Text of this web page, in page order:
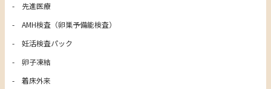
先進医療
AMH検査（卵巣予備能検査）
妊活検査パック
卵子凍結
着床外来